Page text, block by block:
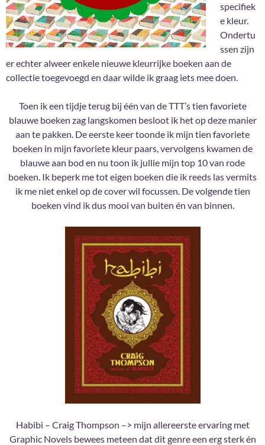
specifiek
e kleur.
Ondertu
ssen zijn
er echter alweer enkele nieuwe kleurrijke boeken aan de
collectie toegevoegd en daar wilde ik graag iets mee doen.
Toen ik een tijdje terug bij één van de TTT’s tien favoriete
blauwe boeken zag langskomen besloot ik het op deze manier
aan te pakken. De eerste keer toonde ik mijn tien favoriete
boeken in mijn favoriete kleur paars, vervolgens kwamen de
blauwe aan bod en nu toon ik jullie mijn top 10 van rode
boeken. Ik beperk me tot eigen boeken die ik reeds las vermits
ik me niet enkel op de cover wil focussen. De volgende tien
boeken vind ik dus mooi van buiten én van binnen.
Habibi – Craig Thompson –> mijn allereerste ervaring met
Graphic Novels bewees meteen dat dit genre een erg sterk én